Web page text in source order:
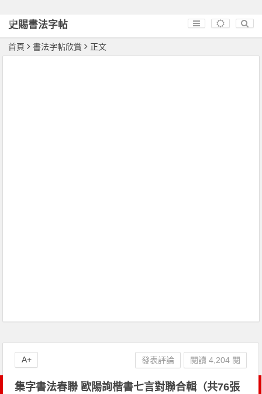
史賜書法字帖
首頁 書法字帖欣賞 正文
集字書法春聯 歐陽詢楷書七言對聯合輯（共76張
發表評論 閱讀 4,204 閱
A+